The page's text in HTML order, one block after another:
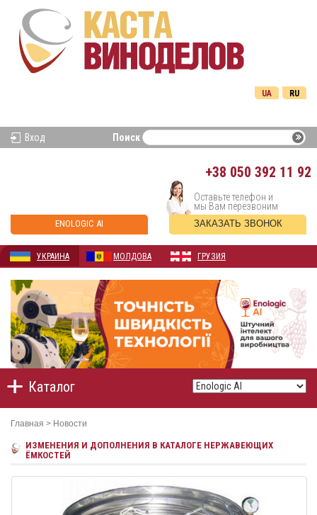
RU
UA
Вход Поиск
+38 050 392 11 92
ENOLOGIC AI
Оставьте телефон и
мы Вам перезвоним
ЗАКАЗАТЬ ЗВОНОК
УКРАИНА МОЛДОВА ГРУЗИЯ
Каталог
Главная > Новости
ИЗМЕНЕНИЯ И ДОПОЛНЕНИЯ В КАТАЛОГЕ НЕРЖАВЕЮЩИХ
ЁМКОСТЕЙ